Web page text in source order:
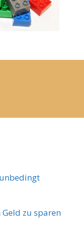
zu sparen